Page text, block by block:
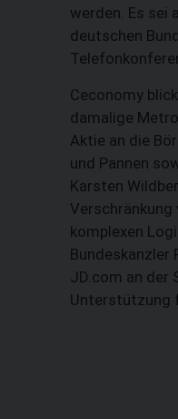
werden. Es sei
deutschen
Ceconomy
damalige
Aktie an die
und Pannen
Karsten
komplexen
Bundeskanzler
JD.com an der
Unterstützung